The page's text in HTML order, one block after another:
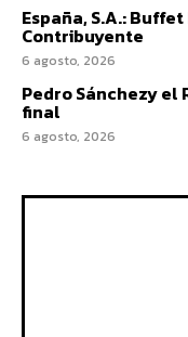
España, S.A.:
Contribuyente
6 agosto, 2026
Pedro Sánchezy el
final
6 agosto, 2026